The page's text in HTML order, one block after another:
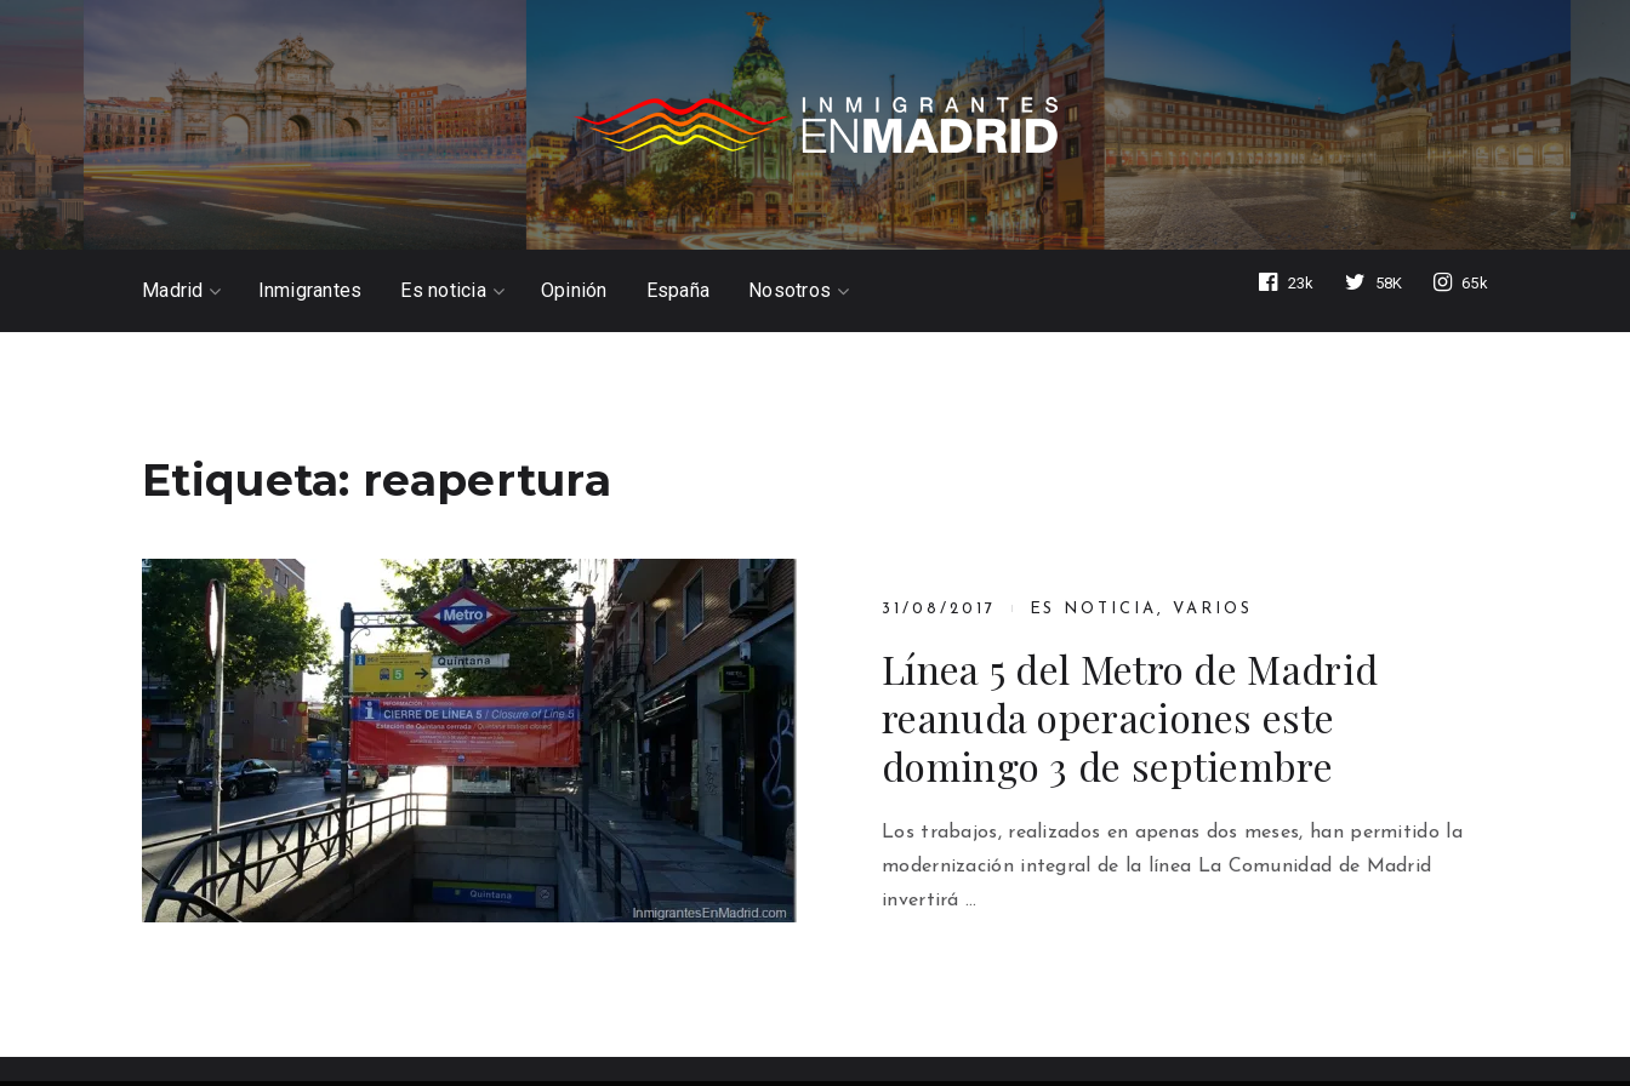
Madrid Inmigrantes Es noticia Opinión España Nosotros 23k 58K 65k
Etiqueta: reapertura
31/08/2017 ES NOTICIA, VARIOS
Línea 5 del Metro de Madrid
reanuda operaciones este
domingo 3 de septiembre
Los trabajos, realizados en apenas dos meses, han permitido la
modernización integral de la línea La Comunidad de Madrid
invertirá …